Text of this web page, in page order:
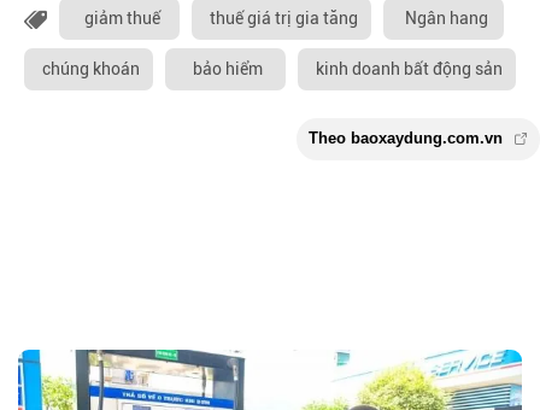
giảm thuế thuế giá trị gia tăng Ngân hang
chúng khoán bảo hiểm kinh doanh bất động sản